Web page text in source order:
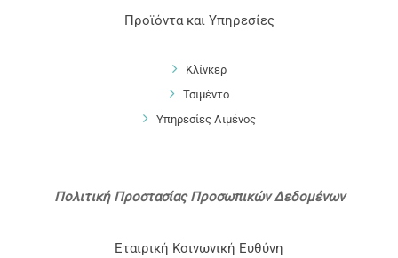
Προϊόντα και Υπηρεσίες
Κλίνκερ
Τσιμέντο
Υπηρεσίες Λιμένος
Πολιτική Προστασίας Προσωπικών Δεδομένων
Εταιρική Κοινωνική Ευθύνη